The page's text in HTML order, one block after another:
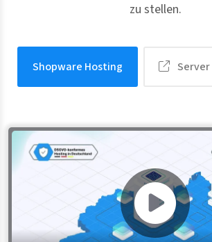
zu stellen.
Shopware Hosting